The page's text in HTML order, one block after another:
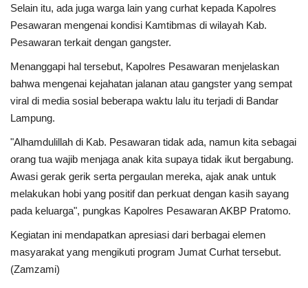
Selain itu, ada juga warga lain yang curhat kepada Kapolres
Pesawaran mengenai kondisi Kamtibmas di wilayah Kab.
Pesawaran terkait dengan gangster.
Menanggapi hal tersebut, Kapolres Pesawaran menjelaskan
bahwa mengenai kejahatan jalanan atau gangster yang sempat
viral di media sosial beberapa waktu lalu itu terjadi di Bandar
Lampung.
"Alhamdulillah di Kab. Pesawaran tidak ada, namun kita sebagai
orang tua wajib menjaga anak kita supaya tidak ikut bergabung.
Awasi gerak gerik serta pergaulan mereka, ajak anak untuk
melakukan hobi yang positif dan perkuat dengan kasih sayang
pada keluarga", pungkas Kapolres Pesawaran AKBP Pratomo.
Kegiatan ini mendapatkan apresiasi dari berbagai elemen
masyarakat yang mengikuti program Jumat Curhat tersebut.
(Zamzami)